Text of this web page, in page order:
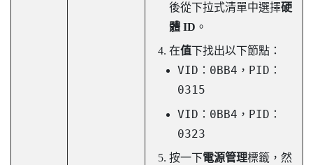
後從下拉式清單中選擇硬
體 ID 。
在值下找出以下節點：
VID：0BB4，PID：
0315
VID：0BB4，PID：
0323
按一下電源管理標籤，然